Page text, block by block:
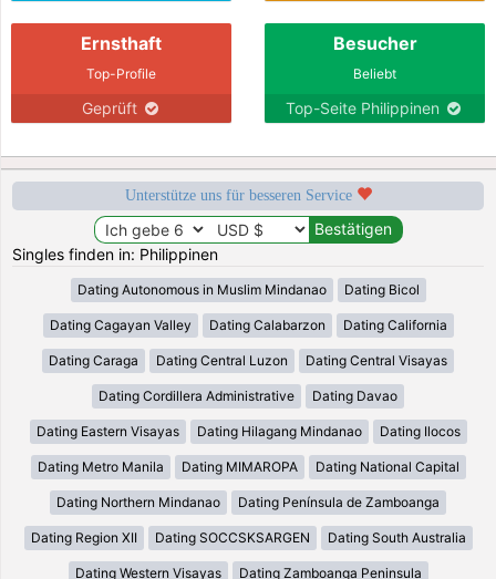
Ernsthaft
Top-Profile
Geprüft
Besucher
Beliebt
Top-Seite Philippinen
Unterstütze uns für besseren Service
Singles finden in: Philippinen
Dating Autonomous in Muslim Mindanao Dating Bicol
Dating Cagayan Valley Dating Calabarzon Dating California
Dating Caraga Dating Central Luzon Dating Central Visayas
Dating Cordillera Administrative Dating Davao
Dating Eastern Visayas Dating Hilagang Mindanao Dating Ilocos
Dating Metro Manila Dating MIMAROPA Dating National Capital
Dating Northern Mindanao Dating Península de Zamboanga
Dating Region XII Dating SOCCSKSARGEN Dating South Australia
Dating Western Visayas Dating Zamboanga Peninsula